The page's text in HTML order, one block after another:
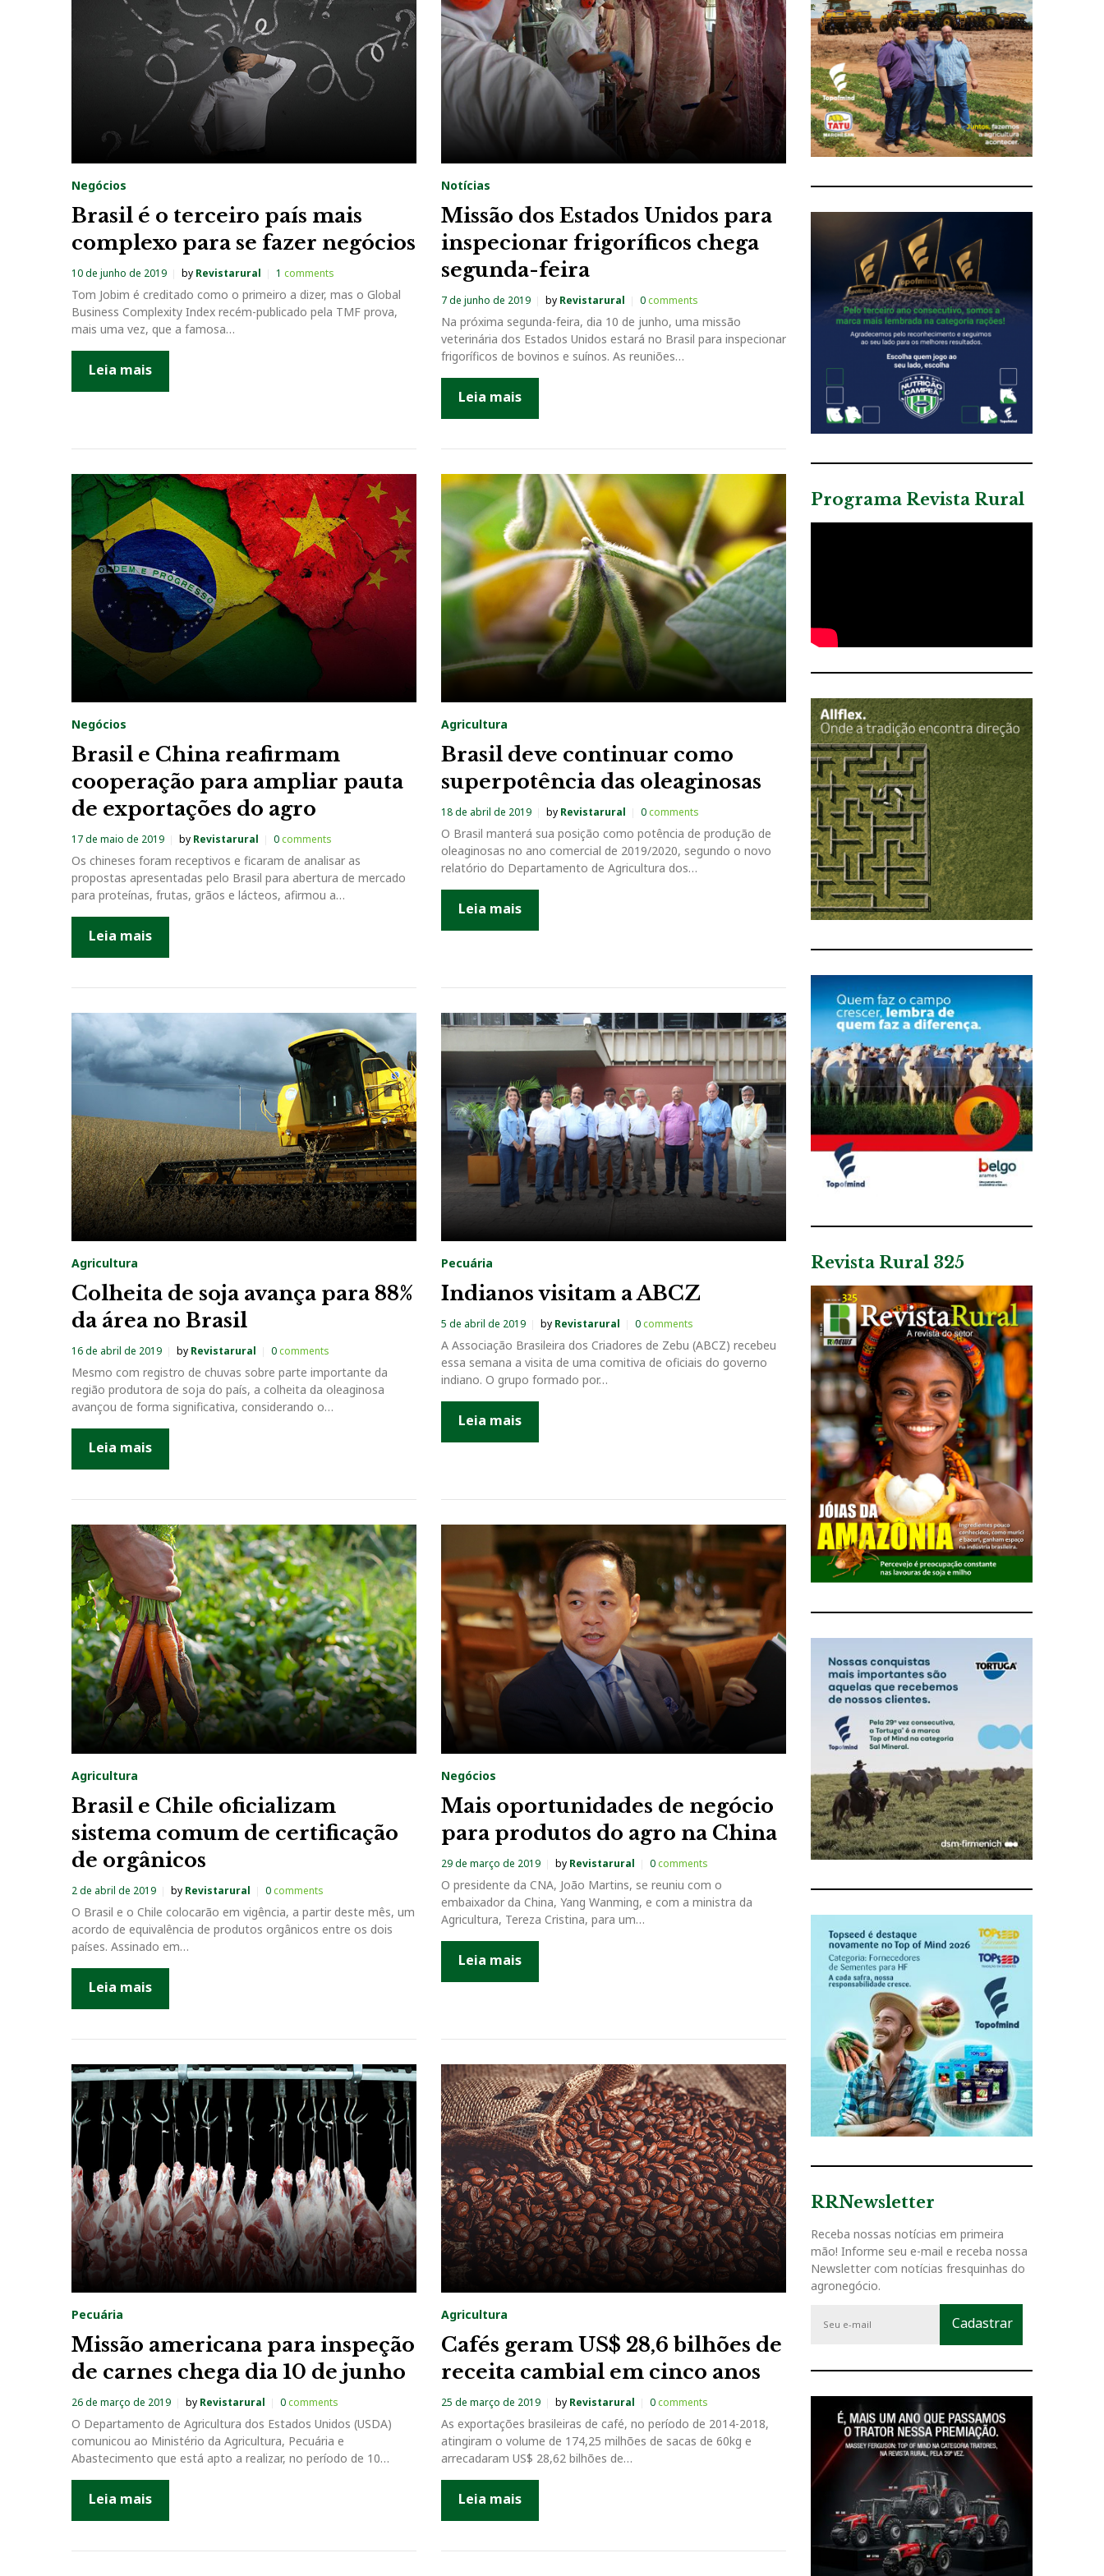
r
a
s
i
l
Negócios
Brasil é o terceiro país mais
complexo para se fazer negócios
10 de junho de 2019 by Revistarural 1 comments
Tom Jobim é creditado como o primeiro a dizer, mas o Global
Business Complexity Index recém-publicado pela TMF prova,
mais uma vez, que a famosa…
Leia mais
Notícias
Missão dos Estados Unidos para
inspecionar frigoríficos chega
segunda-feira
7 de junho de 2019 by Revistarural 0comments
Na próxima segunda-feira, dia 10 de junho, uma missão
veterinária dos Estados Unidos estará no Brasil para inspecionar
frigoríficos de bovinos e suínos. As reuniões…
Leia mais
Negócios
Brasil e China reafirmam
cooperação para ampliar pauta
de exportações do agro
17 de maio de 2019 by Revistarural 0comments
Os chineses foram receptivos e ficaram de analisar as
propostas apresentadas pelo Brasil para abertura de mercado
para proteínas, frutas, grãos e lácteos, afirmou a…
Leia mais
Agricultura
Brasil deve continuar como
superpotência das oleaginosas
18 de abril de 2019 by Revistarural 0comments
O Brasil manterá sua posição como potência de produção de
oleaginosas no ano comercial de 2019/2020, segundo o novo
relatório do Departamento de Agricultura dos…
Leia mais
Agricultura
Colheita de soja avança para 88%
da área no Brasil
16 de abril de 2019 by Revistarural 0comments
Mesmo com registro de chuvas sobre parte importante da
região produtora de soja do país, a colheita da oleaginosa
avançou de forma significativa, considerando o…
Leia mais
Pecuária
Indianos visitam a ABCZ
5 de abril de 2019 by Revistarural 0comments
A Associação Brasileira dos Criadores de Zebu (ABCZ) recebeu
essa semana a visita de uma comitiva de oficiais do governo
indiano. O grupo formado por…
Leia mais
Agricultura
Brasil e Chile oficializam
sistema comum de certificação
de orgânicos
2 de abril de 2019 by Revistarural 0comments
O Brasil e o Chile colocarão em vigência, a partir deste mês, um
acordo de equivalência de produtos orgânicos entre os dois
países. Assinado em…
Leia mais
Negócios
Mais oportunidades de negócio
para produtos do agro na China
29 de março de 2019 by Revistarural 0comments
O presidente da CNA, João Martins, se reuniu com o
embaixador da China, Yang Wanming, e com a ministra da
Agricultura, Tereza Cristina, para um…
Leia mais
Pecuária
Missão americana para inspeção
de carnes chega dia 10 de junho
26 de março de 2019 by Revistarural 0comments
O Departamento de Agricultura dos Estados Unidos (USDA)
comunicou ao Ministério da Agricultura, Pecuária e
Abastecimento que está apto a realizar, no período de 10…
Leia mais
Agricultura
Cafés geram US$ 28,6 bilhões de
receita cambial em cinco anos
25 de março de 2019 by Revistarural 0comments
As exportações brasileiras de café, no período de 2014-2018,
atingiram o volume de 174,25 milhões de sacas de 60kg e
arrecadaram US$ 28,62 bilhões de…
Leia mais
Programa Revista Rural
Revista Rural 325
RRNewsletter
Receba nossas notícias em primeira
mão! Informe seu e-mail e receba nossa
Newsletter com notícias fresquinhas do
agronegócio.